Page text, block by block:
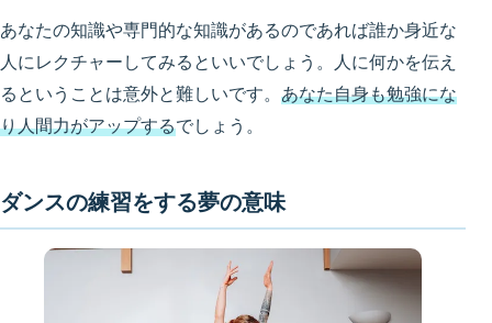
あなたの知識や専門的な知識があるのであれば誰か身近な
人にレクチャーしてみるといいでしょう。人に何かを伝え
るということは意外と難しいです。 あなた自身も勉強にな
り人間力がアップするでしょう。
ダンスの練習をする夢の意味